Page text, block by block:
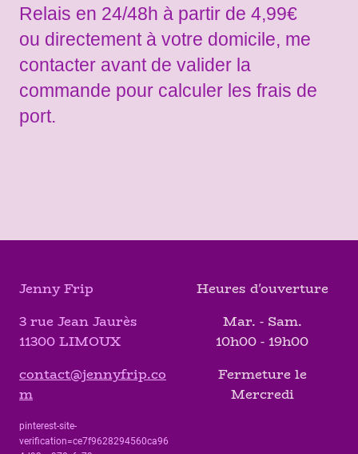
Relais en 24/48h à partir de 4,99€
ou directement à votre domicile, me
contacter avant de valider la
commande pour calculer les frais de
port.
Jenny Frip
3 rue Jean Jaurès
11300 LIMOUX
contact@jennyfrip.co
m
pinterest-site-
verification=ce7f9628294560ca96
Heures d'ouverture
Mar. - Sam.
10h00 - 19h00
Fermeture le
Mercredi